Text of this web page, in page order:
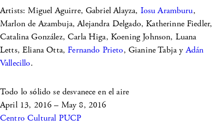
Artists: Miguel Aguirre, Gabriel Alayza, Iosu Aramburu,
Marlon de Azambuja, Alejandra Delgado, Katherinne Fiedler,
Catalina González, Carla Higa, Koening Johnson, Luana
Letts, Eliana Otta,Fernando Prieto, Gianine Tabja yAdán
Vallecillo.
Todo lo sólido se desvanece en el aire
April 13, 2016 – May 8, 2016
Centro Cultural PUCP